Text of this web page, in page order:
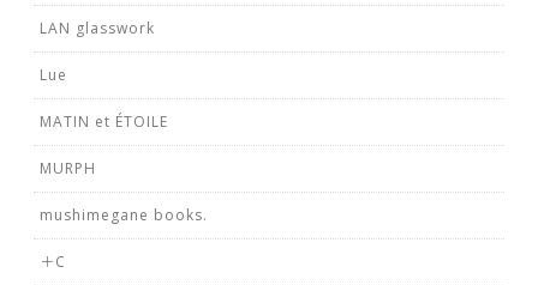
LAN glasswork
Lue
MATIN et ÉTOILE
MURPH
mushimegane books.
＋C